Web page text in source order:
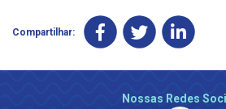
Compartilhar:
Nossas Redes